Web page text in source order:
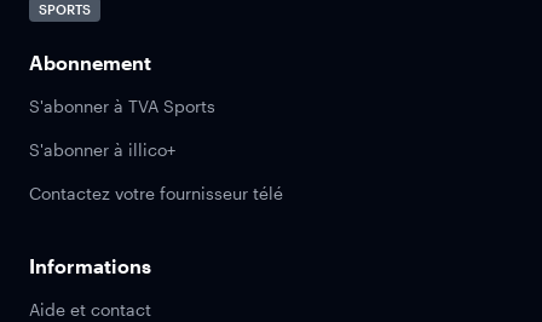
SPORTS
Abonnement
S'abonner à TVA Sports
S'abonner à illico+
Contactez votre fournisseur télé
Informations
Aide et contact